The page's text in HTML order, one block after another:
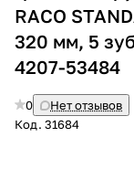
RACO
320 мм, 5
4207-53484
0
Нет отзывов
Код. 31684
Сегодня
25%